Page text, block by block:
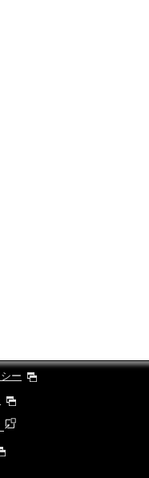
ブ
せ（推奨環境）
て
市と言語を選択してください)
ー